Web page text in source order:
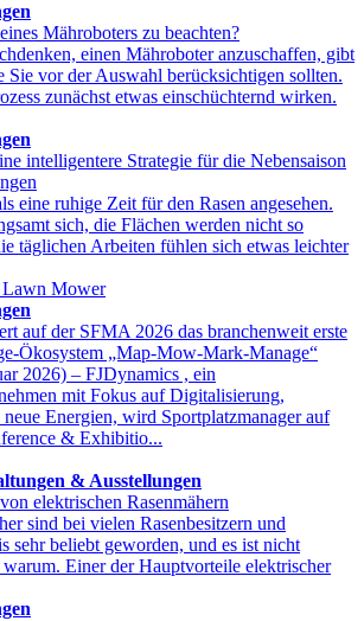
Mähroboters zu beachten?
einen Mähroboter anzuschaffen, gibt
Sie vor der Auswahl berücksichtigen sollten.
zunächst etwas einschüchternd wirken.
intelligentere Strategie für die Nebensaison
eine ruhige Zeit für den Rasen angesehen.
sich, die Flächen werden nicht so
täglichen Arbeiten fühlen sich etwas leichter
Mower
auf der SFMA 2026 das branchenweit erste
Ökosystem „Map-Mow-Mark-Manage“
2026) – FJDynamics , ein
mit Fokus auf Digitalisierung,
Energien, wird Sportplatzmanager auf
& Exhibitio...
& Ausstellungen
elektrischen Rasenmähern
sind bei vielen Rasenbesitzern und
sehr beliebt geworden, und es ist nicht
Einer der Hauptvorteile elektrischer